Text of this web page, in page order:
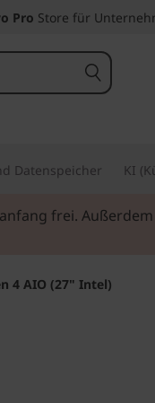
Pro Store für
Datenspeicher KI
frei.
4 AIO (27" Intel)